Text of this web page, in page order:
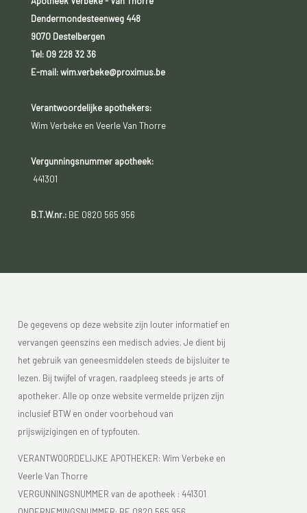
Dendermondesteenweg 448
9070 Destelbergen
Tel: 09 228 32 36
E-mail: wim.verbeke@proximus.be
Verantwoordelijke apothekers:
Wim Verbeke en Veerle Van Thorre
Vergunningsnummer apotheek:
441301
B.T.W.nr.:BE 0820 565 956
De gegevens op deze website zijn louter informatief en
vervangen geenszins een medisch advies. Je dient bij
het gebruik van geneesmiddelen steeds de bijsluiter te
lezen. Bij twijfel of vragen, raadpleeg steeds je arts of
apotheker. Alle op onze website vermelde prijzen zijn
inclusief BTW en onder voorbehoud van
prijswijzigingen en of typfouten.
VERANTWOORDELIJKE APOTHEKER: Wim Verbeke en
Veerle Van Thorre
VERGUNNINGSNUMMER van de apotheek : 441301